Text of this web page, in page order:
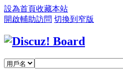
設為首頁收藏本站
開啟輔助訪問 切換到窄版